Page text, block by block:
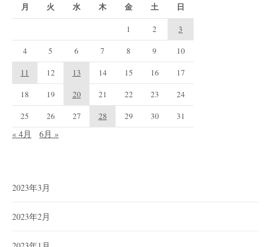
月 火 水 木 金 土 日
1 2
3
4
5 6 7 8 9
10
11
12 13 14 15 16
17
18
19 20 21 22 23
24
25
26 27 28 29 30 31
« 4月 6月 »
2023年3月
2023年2月